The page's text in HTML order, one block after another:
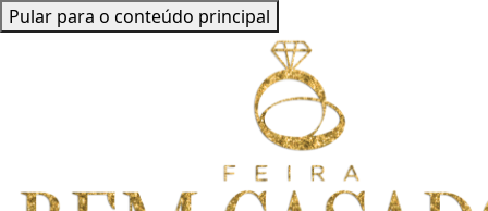
Pular para o conteúdo principal